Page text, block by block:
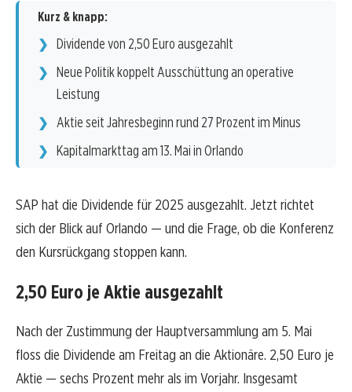
Kurz & knapp:
Dividende von 2,50 Euro ausgezahlt
Neue Politik koppelt Ausschüttung an operative
Leistung
Aktie seit Jahresbeginn rund 27 Prozent im Minus
Kapitalmarkttag am 13. Mai in Orlando
SAP hat die Dividende für 2025 ausgezahlt. Jetzt richtet
sich der Blick auf Orlando — und die Frage, ob die Konferenz
den Kursrückgang stoppen kann.
2,50 Euro je Aktie ausgezahlt
Nach der Zustimmung der Hauptversammlung am 5. Mai
floss die Dividende am Freitag an die Aktionäre. 2,50 Euro je
Aktie — sechs Prozent mehr als im Vorjahr. Insgesamt